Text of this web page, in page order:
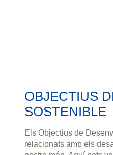
OBJECTIUS
SOSTENIBLE
Els Objectius de
relacionats amb els